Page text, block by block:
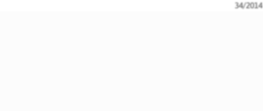
34/2014